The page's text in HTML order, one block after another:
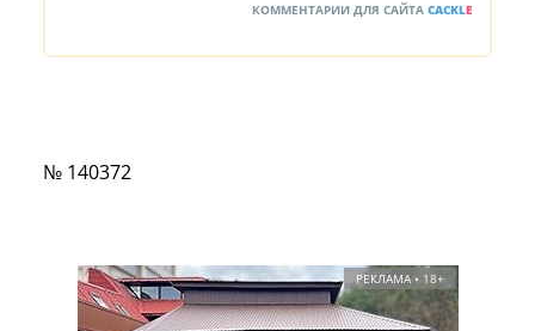
КОММЕНТАРИИ ДЛЯ САЙТА CACKLE
№ 140372
РЕКЛАМА • 18+